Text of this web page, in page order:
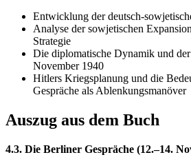
Entwicklung der deutsch-
Analyse der sowjetischen
Strategie
Die diplomatische Dynamik und
November 1940
Hitlers Kriegsplanung und die
Gespräche als Ablenkungsmanöver
Auszug aus dem Buch
4.3. Die Berliner Gespräche (12.–14.